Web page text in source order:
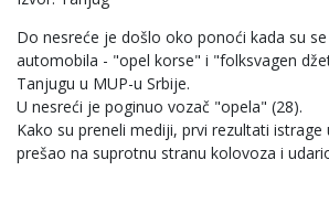
Do nesreće je došlo oko ponoći kada su
automobila - "opel korse" i "folksvagen
Tanjugu u MUP-u Srbije.
U nesreći je poginuo vozač "opela" (28).
Kako su preneli mediji, prvi rezultati
prešao na suprotnu stranu kolovoza i